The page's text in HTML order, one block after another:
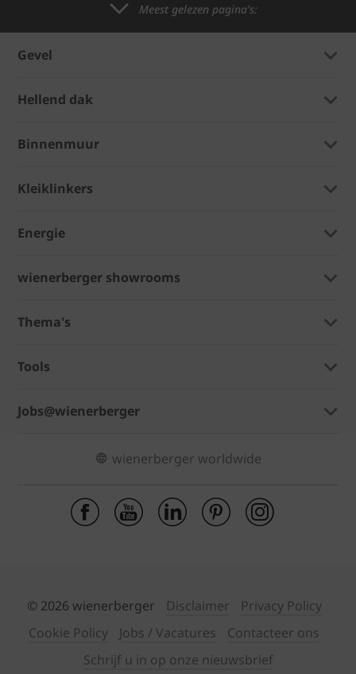
Meest gelezen pagina's:
Gevel
Hellend dak
Binnenmuur
Kleiklinkers
Energie
wienerberger showrooms
Thema's
Tools
Jobs@wienerberger
wienerberger worldwide
© 2026 wienerberger Disclaimer
Privacy Policy
Cookie Policy
Jobs / Vacatures
Contacteer ons
Schrijf u in op onze nieuwsbrief